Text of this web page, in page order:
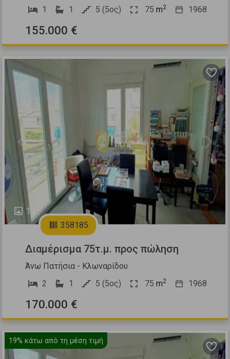
1 1 5 (5ος) 75 m2 1968
155.000 €
16
Previous Next
358185
Διαμέρισμα 75τ.μ. προς πώληση
Άνω Πατήσια - Κλωναρίδου
2
1 5 (5ος) 75 m2 1968
170.000 €
19% κάτω από τη μέση τιμή